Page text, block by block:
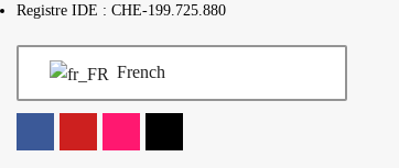
Registre IDE : CHE-199.725.880
French